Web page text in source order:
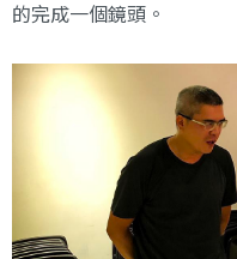
的完成一個鏡頭。